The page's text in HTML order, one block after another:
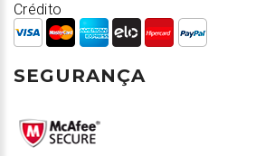
Crédito
SEGURANÇA